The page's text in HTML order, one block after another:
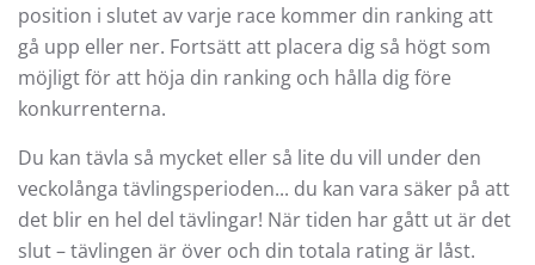
position i slutet av varje race kommer din ranking att
gå upp eller ner. Fortsätt att placera dig så högt som
möjligt för att höja din ranking och hålla dig före
konkurrenterna.
Du kan tävla så mycket eller så lite du vill under den
veckolånga tävlingsperioden... du kan vara säker på att
det blir en hel del tävlingar! När tiden har gått ut är det
slut – tävlingen är över och din totala rating är låst.